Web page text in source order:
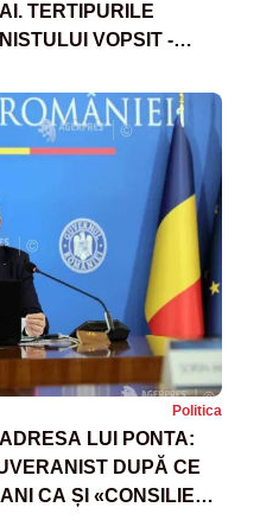
TERTIPURILE
VOPSIT -
Politica
LUI PONTA:
DUPĂ CE
CA ȘI «CONSILIER»